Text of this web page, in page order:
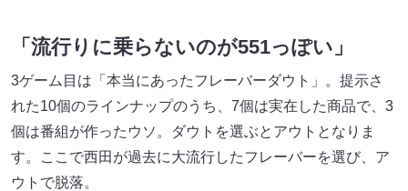
「流行りに乗らないのが551っぽい」
3ゲーム目は「本当にあったフレーバーダウト」。提示さ
れた10個のラインナップのうち、7個は実在した商品で、3
個は番組が作ったウソ。ダウトを選ぶとアウトとなりま
す。ここで西田が過去に大流行したフレーバーを選び、ア
ウトで脱落。